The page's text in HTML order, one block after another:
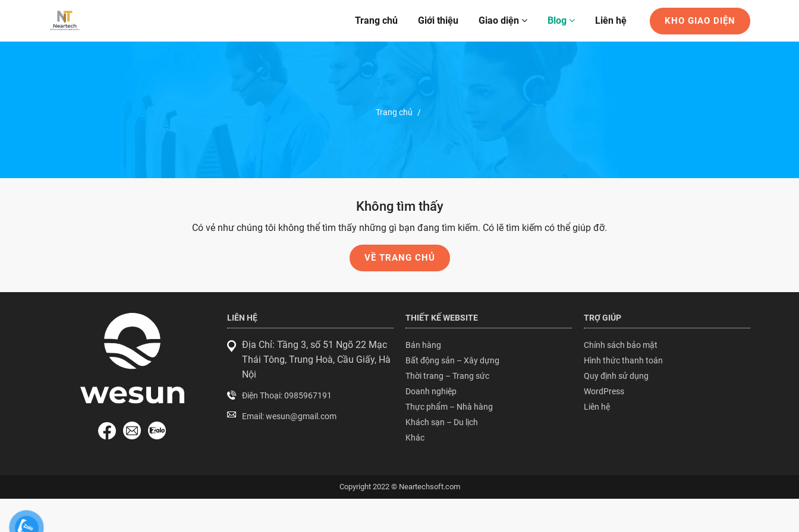
Trang chủ Giới thiệu Giao diện Blog Liên hệ KHO GIAO DIỆN
Trang chủ /
Không tìm thấy
Có vẻ như chúng tôi không thể tìm thấy những gì bạn đang tìm kiếm. Có lẽ tìm kiếm có thể giúp đỡ.
VỀ TRANG CHỦ
LIÊN HỆ
Địa Chỉ: Tầng 3, số 51 Ngõ 22 Mạc
Thái Tông, Trung Hoà, Cầu Giấy, Hà
Nội
Điện Thoại: 0985967191
Email: wesun@gmail.com
THIẾT KẾ WEBSITE
Bán hàng
Bất động sản – Xây dựng
Thời trang – Trang sức
Doanh nghiệp
Thực phẩm – Nhà hàng
Khách sạn – Du lịch
Khác
TRỢ GIÚP
Chính sách bảo mật
Hình thức thanh toán
Quy định sử dụng
WordPress
Liên hệ
Copyright 2022 © Neartechsoft.com